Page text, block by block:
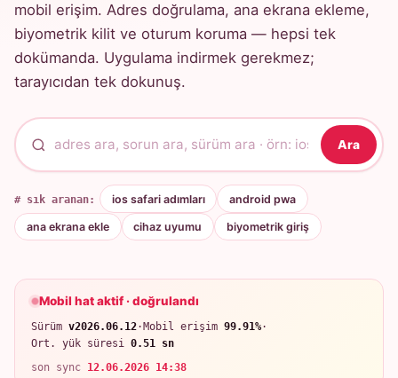
mobil erişim. Adres doğrulama, ana ekrana ekleme,
biyometrik kilit ve oturum koruma — hepsi tek
dokümanda. Uygulama indirmek gerekmez;
tarayıcıdan tek dokunuş.
Ara
# sık aranan: ios safari adımları android pwa
ana ekrana ekle cihaz uyumu biyometrik giriş
Mobil hat aktif · doğrulandı
Sürüm v2026.06.12·Mobil erişim 99.91%·
Ort. yük süresi 0.51 sn
son sync 12.06.2026 14:38